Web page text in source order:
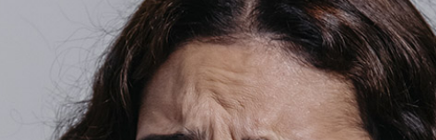
Blanqueamiento
Bruxismo
Cepillos de dientes
¿Cómo aliviar el
dolor dental?